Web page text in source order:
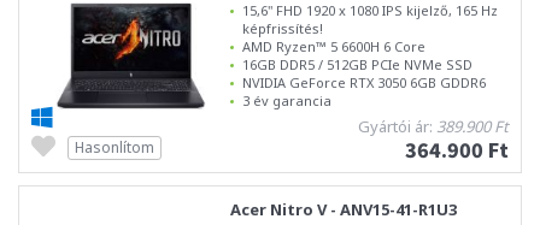
15,6" FHD 1920 x 1080 IPS kijelző, 165 Hz
képfrissítés!
AMD Ryzen™ 5 6600H 6 Core
16GB DDR5 / 512GB PCIe NVMe SSD
NVIDIA GeForce RTX 3050 6GB GDDR6
3 év garancia
Gyártói ár: 389.900 Ft
364.900 Ft
Hasonlítom
Acer Nitro V - ANV15-41-R1U3